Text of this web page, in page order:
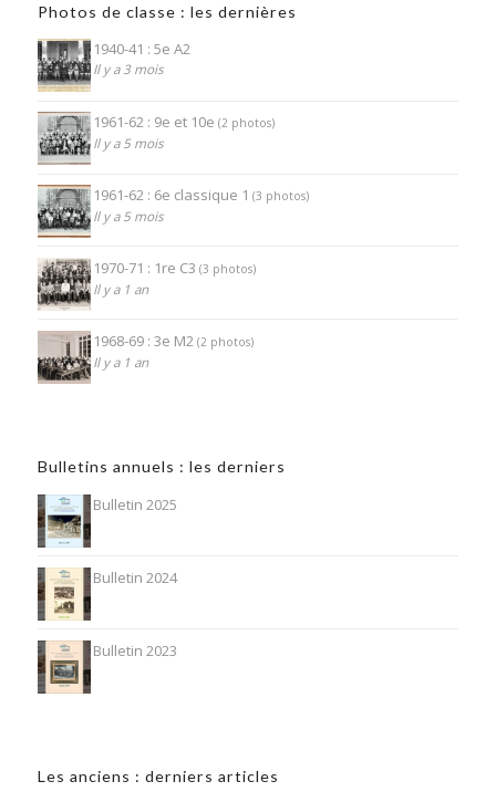
Photos de classe : les dernières
1940-41 : 5e A2
Il y a 3 mois
1961-62 : 9e et 10e (2 photos)
Il y a 5 mois
1961-62 : 6e classique 1 (3 photos)
Il y a 5 mois
1970-71 : 1re C3 (3 photos)
Il y a 1 an
1968-69 : 3e M2 (2 photos)
Il y a 1 an
Bulletins annuels : les derniers
Bulletin 2025
Bulletin 2024
Bulletin 2023
Les anciens : derniers articles